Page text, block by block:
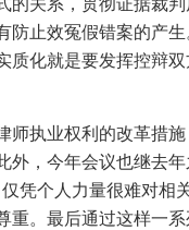
关系，贯彻证据裁
防止效冤假错案的产
化就是要发挥控辩
执业权利的改革措
，今年会议也继去年
凭个人力量很难对相
。最后通过这样一